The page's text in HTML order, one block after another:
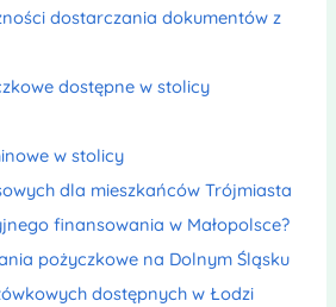
dostarczania dokumentów z
dostępne w stolicy
w stolicy
dla mieszkańców Trójmiasta
finansowania w Małopolsce?
pożyczkowe na Dolnym Śląsku
dostępnych w Łodzi